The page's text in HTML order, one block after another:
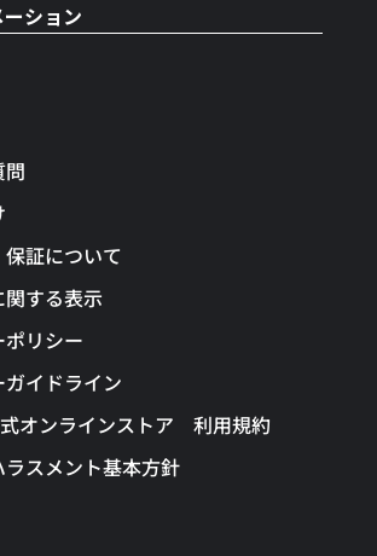
ション
問
証について
する表示
リシー
イドライン
オンラインストア 利用規約
スメント基本方針